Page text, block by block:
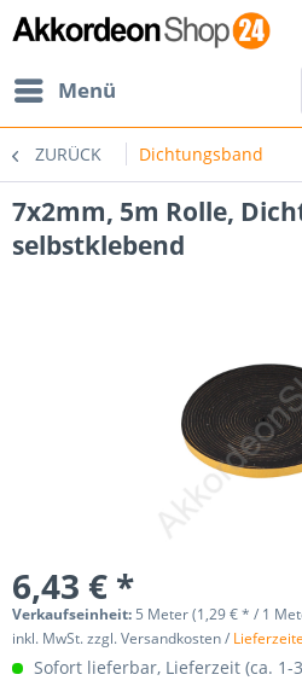
Menü
ZURÜCK Dichtungsband
7x2mm, 5m Rolle,
selbstklebend
6,43 € *
Verkaufseinheit: 5 Meter (1,29 € * / 1
inkl. MwSt. zzgl. Versandkosten /
Sofort lieferbar, Lieferzeit (ca. 1-